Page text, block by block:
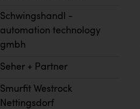
Schwingshandl -
automation technology
gmbh
Seher + Partner
Smurfit Westrock
Nettingsdorf